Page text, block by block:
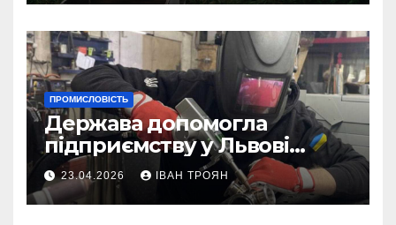
ПРОМИСЛОВІСТЬ
Держава допомогла
підприємству у Львові
відновити виробничі
потужності після атаки
російського БПЛА
23.04.2026 ІВАН ТРОЯН